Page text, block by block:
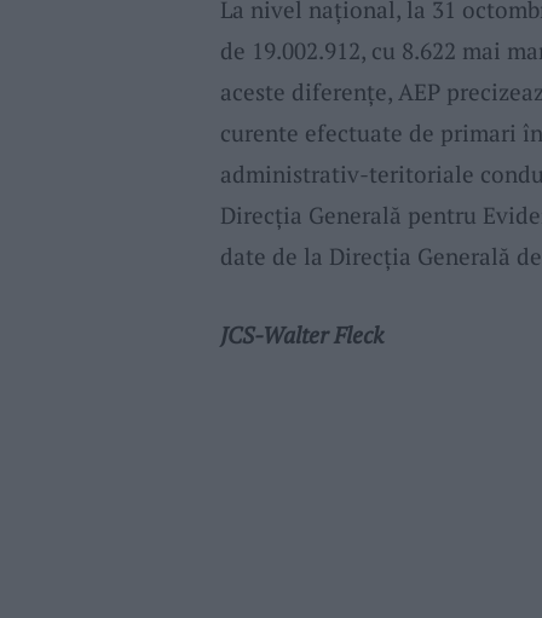
La nivel național, la 31
de 19.002.912, cu 8.622 mai
aceste diferențe, AEP
curente efectuate de primari
administrativ-teritoriale
Direcția Generală pentru
date de la Direcția Generală
JCS-Walter Fleck